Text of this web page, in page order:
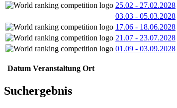
25.02 - 27.02.2028
03.03 - 05.03.2028
17.06 - 18.06.2028
21.07 - 23.07.2028
01.09 - 03.09.2028
Datum Veranstaltung Ort
Suchergebnis